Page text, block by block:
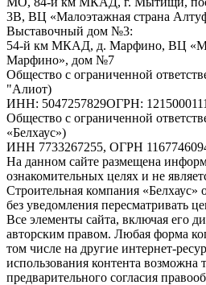
3В, ВЦ «Малоэтажная страна
Выставочный дом №3:
54-й км МКАД, д. Марфино, ВЦ
Марфино», дом №7
Общество с ограниченной
"Алиот)
ИНН: 5047257829ОГРН:
Общество с ограниченной
«Белхаус»)
ИНН 7733267255, ОГРН
На данном сайте размещена
ознакомительных целях и не
Строительная компания «Белхаус»
без уведомления пересматривать
Все элементы сайта, включая его
авторским правом. Любая форма
том числе на другие интернет-
использования контента возможна
предварительного согласия